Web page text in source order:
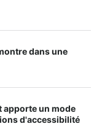
dans une
apporte un mode
d'accessibilité